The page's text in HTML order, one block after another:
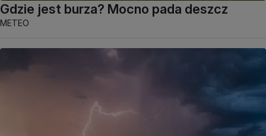
Gdzie jest burza? Mocno pada deszcz
METEO